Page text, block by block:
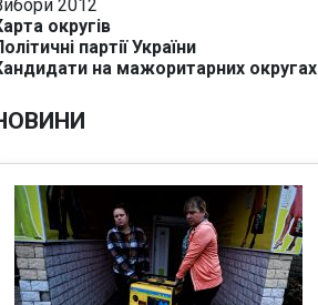
2012
округів
партії України
на мажоритарних округах